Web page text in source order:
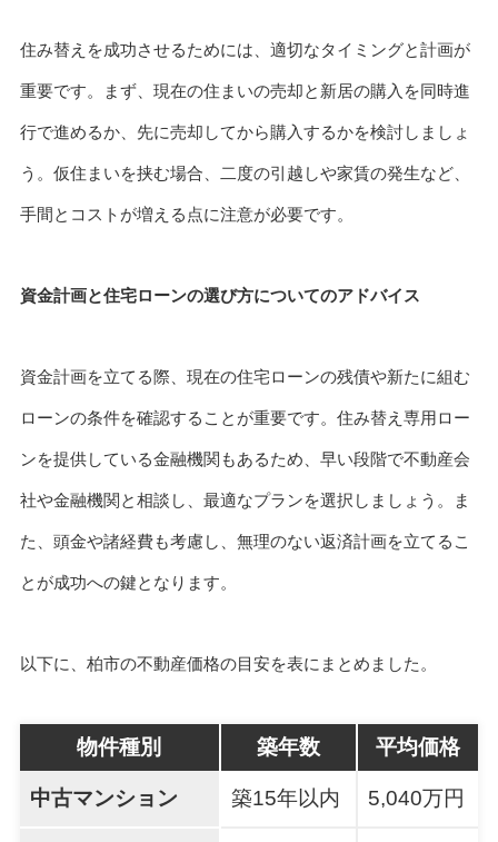
住み替えを成功させるためには、適切なタイミングと計画が
重要です。まず、現在の住まいの売却と新居の購入を同時進
行で進めるか、先に売却してから購入するかを検討しましょ
う。仮住まいを挟む場合、二度の引越しや家賃の発生など、
手間とコストが増える点に注意が必要です。
資金計画と住宅ローンの選び方についてのアドバイス
資金計画を立てる際、現在の住宅ローンの残債や新たに組む
ローンの条件を確認することが重要です。住み替え専用ロー
ンを提供している金融機関もあるため、早い段階で不動産会
社や金融機関と相談し、最適なプランを選択しましょう。ま
た、頭金や諸経費も考慮し、無理のない返済計画を立てるこ
とが成功への鍵となります。
以下に、柏市の不動産価格の目安を表にまとめました。
物件種別 築年数 平均価格
中古マンション 築15年以内 5,040万円